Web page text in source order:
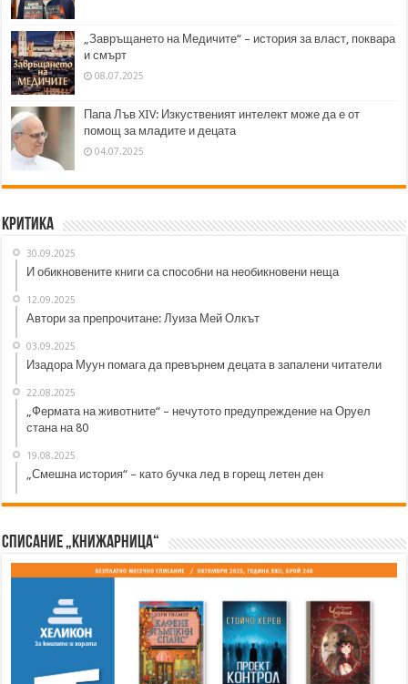
„Завръщането на Медичите“ – история за власт, поквара
и смърт
08.07.2025
Папа Лъв XIV: Изкуственият интелект може да е от
помощ за младите и децата
04.07.2025
Критика
30.09.2025
И обикновените книги са способни на необикновени неща
12.09.2025
Автори за препрочитане: Луиза Мей Олкът
03.09.2025
Изадора Муун помага да превърнем децата в запалени читатели
22.08.2025
„Фермата на животните“ – нечутото предупреждение на Оруел
стана на 80
19.08.2025
„Смешна история“ – като бучка лед в горещ летен ден
Списание „Книжарница“